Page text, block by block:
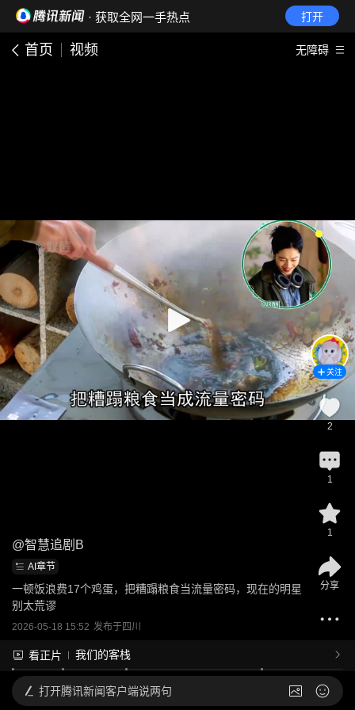
· 获取全网一手热点 打开
首页 视频 无障碍
@智慧追剧B
AI章节
一顿饭浪费17个鸡蛋，把糟蹋粮食当流量密码，现在的明星
别太荒谬
2026-05-18 15:52 发布于四川
看正片 我们的客栈
关注
2
1
1
分享
打开腾讯新闻客户端说两句